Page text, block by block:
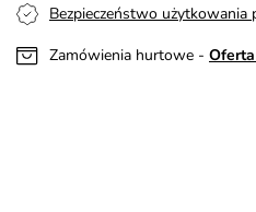
Bezpieczeństwo użytkowania
Zamówienia hurtowe -